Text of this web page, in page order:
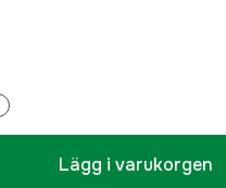
Lägg i varukorgen